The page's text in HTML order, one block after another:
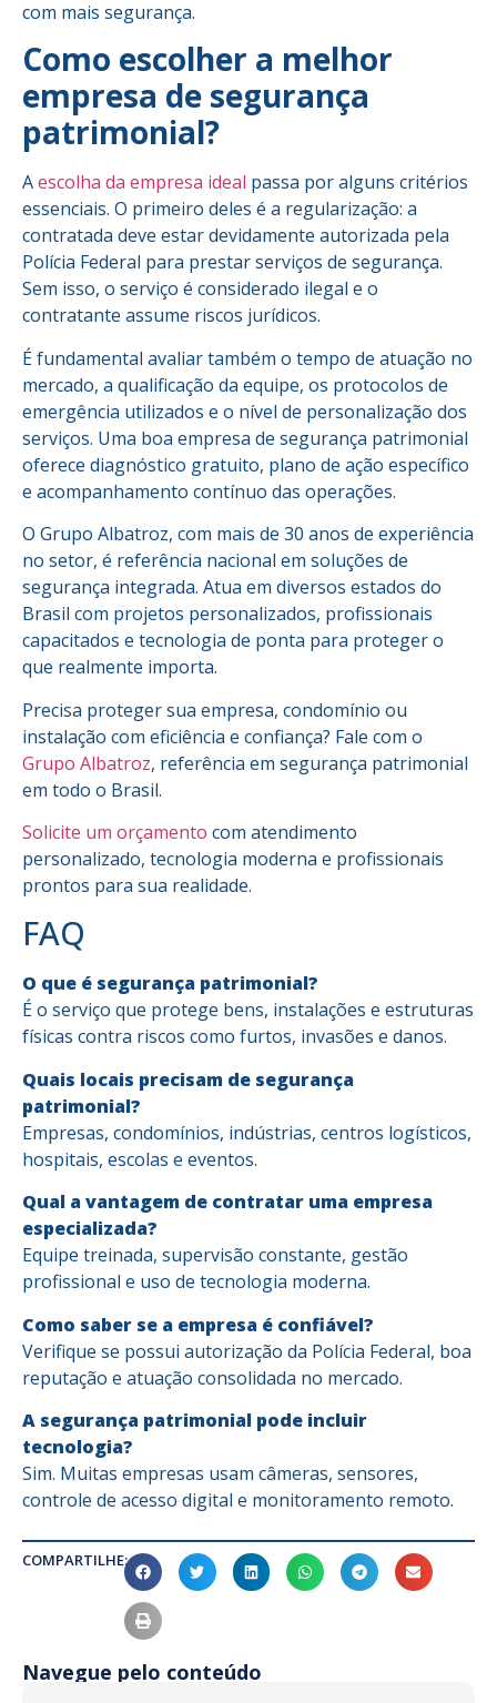
com mais segurança.
Como escolher a melhor
empresa de segurança
patrimonial?
Aescolha da empresa ideal passa por alguns critérios
essenciais. O primeiro deles é a regularização: a
contratada deve estar devidamente autorizada pela
Polícia Federal para prestar serviços de segurança.
Sem isso, o serviço é considerado ilegal e o
contratante assume riscos jurídicos.
É fundamental avaliar também o tempo de atuação no
mercado, a qualificação da equipe, os protocolos de
emergência utilizados e o nível de personalização dos
serviços. Uma boa empresa de segurança patrimonial
oferece diagnóstico gratuito, plano de ação específico
e acompanhamento contínuo das operações.
O Grupo Albatroz, com mais de 30 anos de experiência
no setor, é referência nacional em soluções de
segurança integrada. Atua em diversos estados do
Brasil com projetos personalizados, profissionais
capacitados e tecnologia de ponta para proteger o
que realmente importa.
Precisa proteger sua empresa, condomínio ou
instalação com eficiência e confiança? Fale com o
Grupo Albatroz, referência em segurança patrimonial
em todo o Brasil.
Solicite um orçamento com atendimento
personalizado, tecnologia moderna e profissionais
prontos para sua realidade.
FAQ
O que é segurança patrimonial?
É o serviço que protege bens, instalações e estruturas
físicas contra riscos como furtos, invasões e danos.
Quais locais precisam de segurança
patrimonial?
Empresas, condomínios, indústrias, centros logísticos,
hospitais, escolas e eventos.
Qual a vantagem de contratar uma empresa
especializada?
Equipe treinada, supervisão constante, gestão
profissional e uso de tecnologia moderna.
Como saber se a empresa é confiável?
Verifique se possui autorização da Polícia Federal, boa
reputação e atuação consolidada no mercado.
A segurança patrimonial pode incluir
tecnologia?
Sim. Muitas empresas usam câmeras, sensores,
controle de acesso digital e monitoramento remoto.
COMPARTILHE:
Navegue pelo conteúdo